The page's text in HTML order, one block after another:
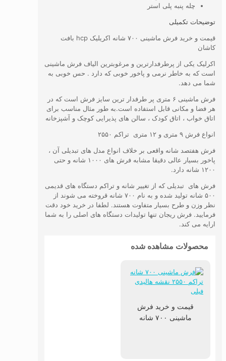
چله پنبه پلی استر
توضیحات تکمیلی
قیمت و خرید فرش ماشینی ۷۰۰ شانه اکریلیک hcp بافت
کاشان
اکرلیک یکی از پرطرفدارترین و مرغوبترین الیاف فرش ماشینی
است که به خاطر نرمی و پاخور خوبی که دارد . حس خوبی به
شما می دهد.
فرش ماشینی ۶ متری پر طرفدار ترین سایز فرش است که در
هر فضا و مکانی قابل استفاده است.به طور مثال مناسب برای
اتاق خواب ، اتاق کودک ، سالن های پذیرایی کوچک و آشپزخانه
انواع فرش ۹ متری و ۱۲ متری تراکم ۲۵۵۰
فرش هفتصد شانه واقعی بر خلاف انواع مدل های تبدیلی آن ،
پاخور بسیار عالی دقیقا مشابه فرش های ۱۰۰۰ شانه و حتی
۱۲۰۰ شانه دارد.
فرش های تبدیلی که از تغییر شانه و تراکم دستگاه های قدیمی
۵۰۰ شانه تولید شده و به نام ۷۰۰ شانه قروخته می شوند از
نظر وزن و طرح بسیار متفاوت هستند. لطفا در خرید خود دقت
فرمایید. فرش ریجان تنها تولیدات دستگاه های اصلی را به شما
ارايه می کند.
محصولات مشاهده شده
قیمت و خرید فرش
ماشینی ۷۰۰ شانه